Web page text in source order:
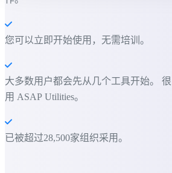
您可以立即开始使用，无需培训。
大多数用户都会先从几个工具开始。
用 ASAP Utilities。
已被超过28,500家组织采用。